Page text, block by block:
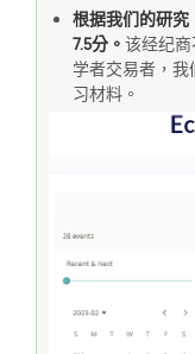
根据我们的研究
7.5分。 该经纪
学者交易者，
习材料。